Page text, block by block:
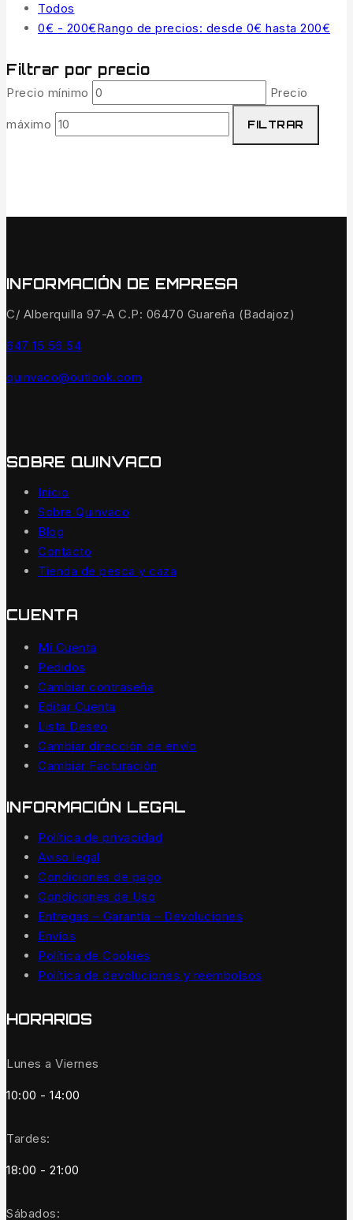
Todos
0€ - 200€Rango de precios: desde 0€ hasta 200€
Filtrar por precio
Precio mínimo Precio
máximo FILTRAR
INFORMACIÓN DE EMPRESA
C/ Alberquilla 97-A C.P: 06470 Guareña (Badajoz)
647 15 56 54
quinvaco@outlook.com
SOBRE QUINVACO
Inicio
Sobre Quinvaco
Blog
Contacto
Tienda de pesca y caza
CUENTA
Mi Cuenta
Pedidos
Cambiar contraseña
Editar Cuenta
Lista Deseo
Cambiar dirección de envío
Cambiar Facturación
INFORMACIÓN LEGAL
Política de privacidad
Aviso legal
Condiciones de pago
Condiciones de Uso
Entregas – Garantía – Devoluciones
Envíos
Política de Cookies
Política de devoluciones y reembolsos
HORARIOS
Lunes a Viernes
10:00 - 14:00
Tardes:
18:00 - 21:00
Sábados: